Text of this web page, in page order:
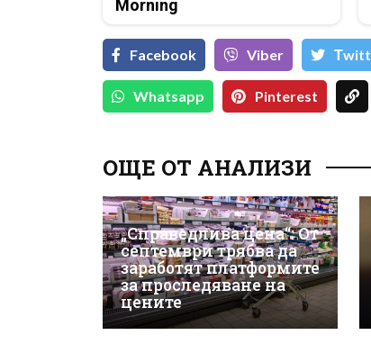
Morning
Facebook Viber
Whatsapp Pinterest
ОЩЕ ОТ АНАЛИЗИ
„Справедлива цена“: От
септември трябва да
заработят платформите
за проследяване на
цените